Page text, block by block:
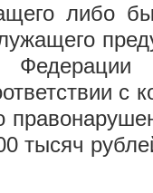
либо
Федерации
с
тысяч